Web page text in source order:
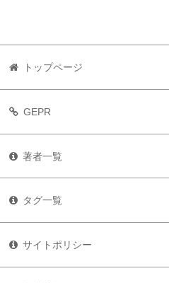
トップページ
GEPR
著者一覧
タグ一覧
サイトポリシー